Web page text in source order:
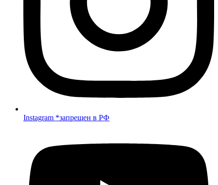
Instagram *запрещен в РФ